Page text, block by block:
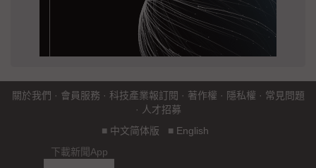
關於我們 · 會員服務 · 科技產業報訂閱 · 著作權 · 隱私權 · 常見問題
· 人才招募
■ 中文简体版 ■ English
下載新聞App